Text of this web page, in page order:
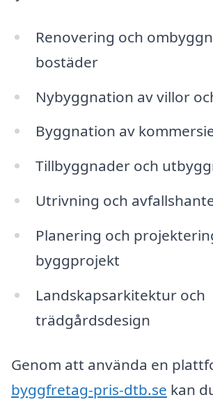
Renovering och
bostäder
Nybyggnation av villor
Byggnation av
Tillbyggnader och
Utrivning och
Planering och
byggprojekt
Landskapsarkitektur och
trädgårdsdesign
Genom att använda en
byggfretag-pris-dtb.se kan